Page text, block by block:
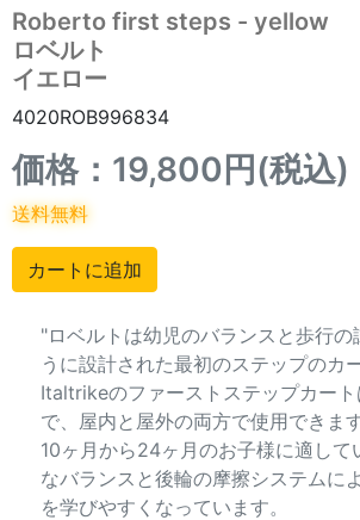
Roberto first steps - yellow
ロベルト
イエロー
4020ROB996834
価格：19,800円(税込)
送料無料
"ロベルトは幼児のバランスと歩行の
うに設計された最初のステップのカ
Italtrikeのファーストステップカー
で、屋内と屋外の両方で使用できます
10ヶ月から24ヶ月のお子様に適して
なバランスと後輪の摩擦システムに
を学びやすくなっています。